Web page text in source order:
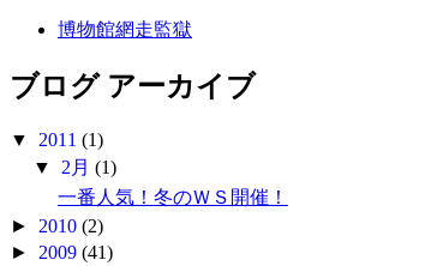
博物館網走監獄
ブログ アーカイブ
▼ 2011 (1)
▼ 2月(1)
一番人気！冬のＷＳ開催！
► 2010 (2)
► 2009 (41)